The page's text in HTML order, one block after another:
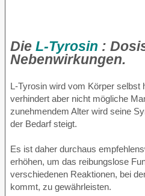
Die L-Tyrosin :
Nebenwirkungen.
L-Tyrosin wird vom Körper selbst
verhindert aber nicht mögliche
zunehmendem Alter wird seine
der Bedarf steigt.
Es ist daher durchaus
erhöhen, um das reibungslose
verschiedenen Reaktionen, bei
kommt, zu gewährleisten.